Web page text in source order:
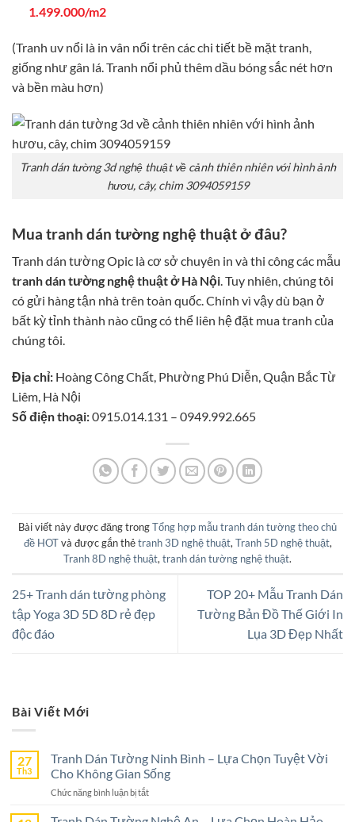
1.499.000/m2
(Tranh uv nổi là in vân nổi trên các chi tiết bề mặt tranh,
giống như gân lá. Tranh nổi phủ thêm dầu bóng sắc nét hơn
và bền màu hơn)
Tranh dán tường 3d nghệ thuật về cảnh thiên nhiên với hình ảnh
hươu, cây, chim 3094059159
Mua tranh dán tường nghệ thuật ở đâu?
Tranh dán tường Opic là cơ sở chuyên in và thi công các mẫu
tranh dán tường nghệ thuật ở Hà Nội. Tuy nhiên, chúng tôi
có gửi hàng tận nhà trên toàn quốc. Chính vì vậy dù bạn ở
bất kỳ tỉnh thành nào cũng có thể liên hệ đặt mua tranh của
chúng tôi.
Địa chỉ: Hoàng Công Chất, Phường Phú Diễn, Quận Bắc Từ
Liêm, Hà Nội
Số điện thoại:0915.014.131 – 0949.992.665
Bài viết này được đăng trongTổng hợp mẫu tranh dán tường theo chủ
đề HOTvà được gắn thẻtranh 3D nghệ thuật,Tranh 5D nghệ thuật,
Tranh 8D nghệ thuật,tranh dán tường nghệ thuật.
25+ Tranh dán tường phòng
tập Yoga 3D 5D 8D rẻ đẹp
độc đáo
TOP 20+ Mẫu Tranh Dán
Tường Bản Đồ Thế Giới In
Lụa 3D Đẹp Nhất
Bài Viết Mới
27
Th3
Tranh Dán Tường Ninh Bình – Lựa Chọn Tuyệt Vời
Cho Không Gian Sống
Chức năng bình luận bị tắtở
Dán